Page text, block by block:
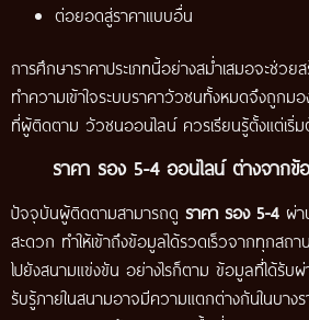
ต่อยอดสู่ราคาแบบอื่น
การศึกษาราคาประเภทนี้อย่างสม่ำเสมอจะช่วย
ทำความเข้าใจระบบราคาวัวชนทั้งหมดจึงถูกม
ที่ผู้ติดตาม วัวชนออนไลน์ ควรเรียนรู้ตั้งแต่เริ่
ราคา รอง 5-4 ออนไลน์ ต่างจากข้
ปัจจุบันผู้ติดตามสามารถดู ราคา รอง 5-4 ผ่า
สะดวก ทำให้เข้าถึงข้อมูลได้รวดเร็วจากทุกสถา
ไปยังสนามแข่งขัน อย่างไรก็ตาม ข้อมูลที่ได้รับ
รับรู้ภายในสนามอาจมีความแตกต่างกันในบางร